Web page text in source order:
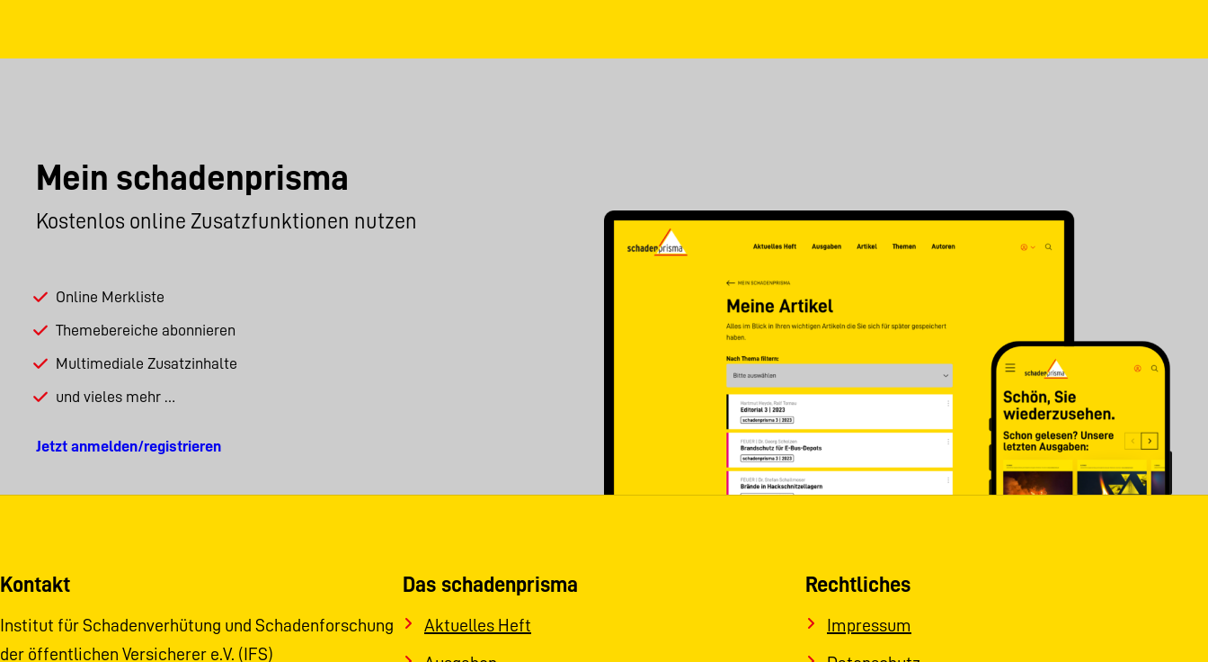
Mein schadenprisma
Kostenlos online Zusatzfunktionen nutzen
Online Merkliste
Themebereiche abonnieren
Multimediale Zusatzinhalte
und vieles mehr …
Jetzt anmelden/registrieren
Kontakt
Institut für Schadenverhütung und Schadenforschung
der öffentlichen Versicherer e.V. (IFS)
Das schadenprisma
Aktuelles Heft
Rechtliches
Impressum